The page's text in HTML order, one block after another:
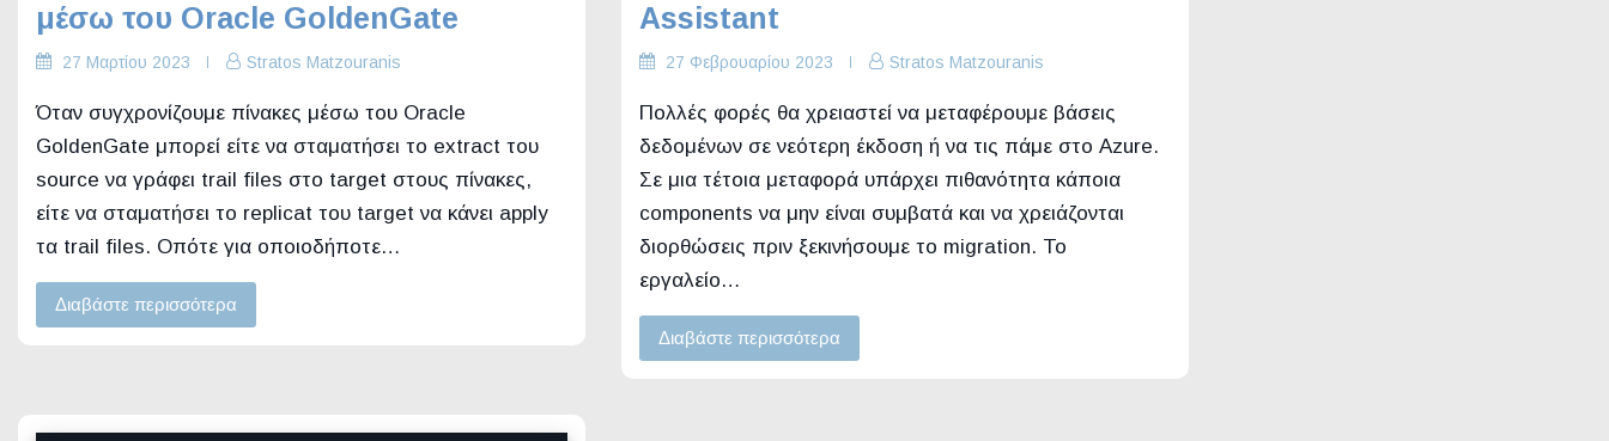
μέσω του Oracle GoldenGate
27 Μαρτίου 2023 Stratos Matzouranis
Όταν συγχρονίζουμε πίνακες μέσω του Oracle
GoldenGate μπορεί είτε να σταματήσει το extract του
source να γράφει trail files στο target στους πίνακες,
είτε να σταματήσει το replicat του target να κάνει apply
τα trail files. Οπότε για οποιοδήποτε…
Διαβάστε περισσότερα
Assistant
27 Φεβρουαρίου 2023 Stratos Matzouranis
Πολλές φορές θα χρειαστεί να μεταφέρουμε βάσεις
δεδομένων σε νεότερη έκδοση ή να τις πάμε στο Azure.
Σε μια τέτοια μεταφορά υπάρχει πιθανότητα κάποια
components να μην είναι συμβατά και να χρειάζονται
διορθώσεις πριν ξεκινήσουμε το migration. Το
εργαλείο…
Διαβάστε περισσότερα